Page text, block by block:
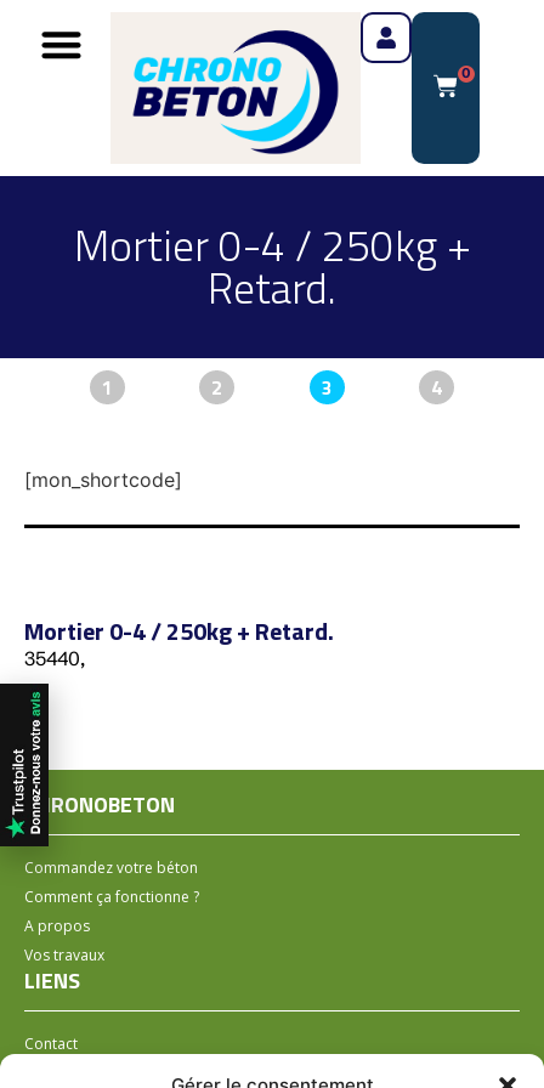
0
Mortier 0-4 / 250kg +
Retard.
1 2 3 4
[mon_shortcode]
Mortier 0-4 / 250kg + Retard.
35440,
CHRONOBETON
Commandez votre béton
Comment ça fonctionne ?
A propos
Vos travaux
LIENS
Contact